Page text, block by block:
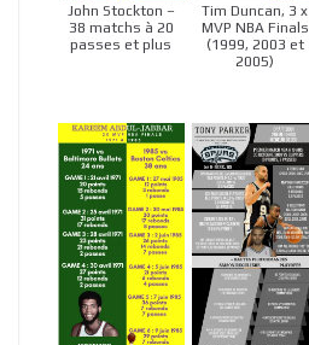
John Stockton –
38 matchs à 20
passes et plus
Tim Duncan, 3 x
MVP NBA Finals
(1999, 2003 et
2005)